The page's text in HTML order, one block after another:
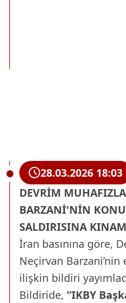
28.03.2026 18:03
DEVRİM
BARZANİ'NİN
SALDIRISINA
İran basınına göre,
Neçirvan Barzani’nin
ilişkin bildiri
Bildiride, “IKBY